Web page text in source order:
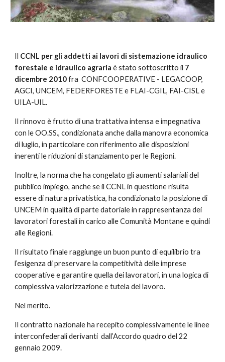
Il CCNL per gli addetti ai lavori di sistemazione idraulico
forestale e idraulico agraria è stato sottoscritto il 7
dicembre 2010 fra  CONFCOOPERATIVE - LEGACOOP,
AGCI, UNCEM, FEDERFORESTE e FLAI-CGIL, FAI-CISL e
UILA-UIL.
Il rinnovo è frutto di una trattativa intensa e impegnativa
con le OO.SS., condizionata anche dalla manovra economica
di luglio, in particolare con riferimento alle disposizioni
inerenti le riduzioni di stanziamento per le Regioni.
Inoltre, la norma che ha congelato gli aumenti salariali del
pubblico impiego, anche se il CCNL in questione risulta
essere di natura privatistica, ha condizionato la posizione di
UNCEM in qualità di parte datoriale in rappresentanza dei
lavoratori forestali in carico alle Comunità Montane e quindi
alle Regioni.
Il risultato finale raggiunge un buon punto di equilibrio tra
l’esigenza di preservare la competitività delle imprese
cooperative e garantire quella dei lavoratori, in una logica di
complessiva valorizzazione e tutela del lavoro.
Nel merito.
Il contratto nazionale ha recepito complessivamente le linee
interconfederali derivanti  dall’Accordo quadro del 22
gennaio 2009.